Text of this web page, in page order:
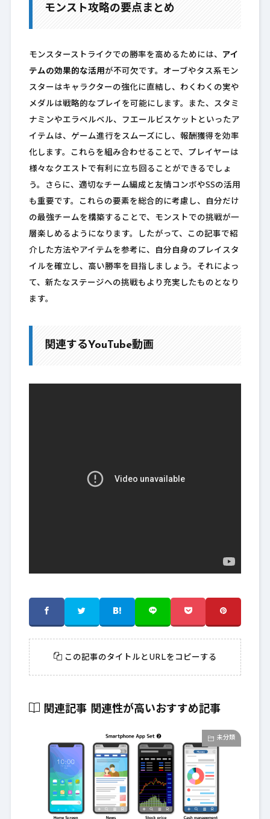
モンスト攻略の要点まとめ
モンスターストライクでの勝率を高めるためには、 アイ
テムの効果的な活用 が不可欠です。オーブやタス系モン
スターはキャラクターの強化に直結し、わくわくの実や
メダルは戦略的なプレイを可能にします。また、スタミ
ナミンやエラベルベル、フエールビスケットといったア
イテムは、ゲーム進行をスムーズにし、報酬獲得を効率
化します。これらを組み合わせることで、プレイヤーは
様々なクエストで有利に立ち回ることができるでしょ
う。さらに、適切なチーム編成と友情コンボやSSの活用
も重要です。これらの要素を総合的に考慮し、自分だけ
の最強チームを構築することで、モンストでの挑戦が一
層楽しめるようになります。したがって、この記事で紹
介した方法やアイテムを参考に、自分自身のプレイスタ
イルを確立し、高い勝率を目指しましょう。それによっ
て、新たなステージへの挑戦もより充実したものとなり
ます。
関連するYouTube動画
この記事のタイトルとURLをコピーする
関連記事 関連性が高いおすすめ記事
未分類